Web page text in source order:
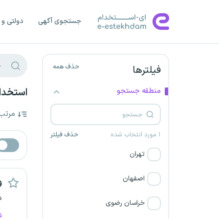
جستجوی آگهی دولتی
فیلترها حذف همه
منطقه جستجو
۱ مورد انتخاب شده حذف فیلتر
تهران
اصفهان
خراسان رضوی